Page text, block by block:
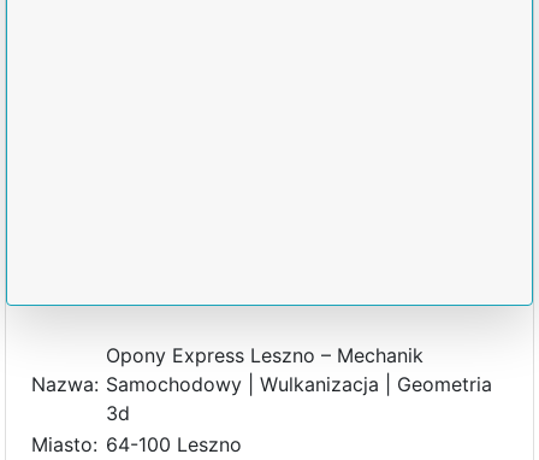
Nazwa:
Opony Express Leszno – Mechanik
Samochodowy | Wulkanizacja | Geometria
3d
Miasto: 64-100 Leszno